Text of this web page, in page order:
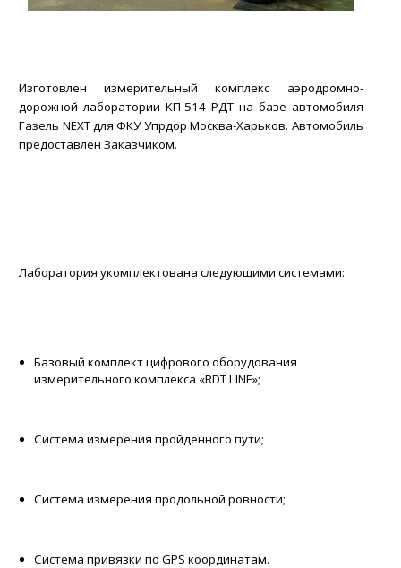
Изготовлен измерительный комплекс аэродромно-
дорожной лаборатории КП-514 РДТ на базе автомобиля
Газель NEXT для ФКУ Упрдор Москва-Харьков. Автомобиль
предоставлен Заказчиком.
Лаборатория укомплектована следующими системами:
Базовый комплект цифрового оборудования
измерительного комплекса «RDT LINE»;
Система измерения пройденного пути;
Система измерения продольной ровности;
Система привязки по GPS координатам.